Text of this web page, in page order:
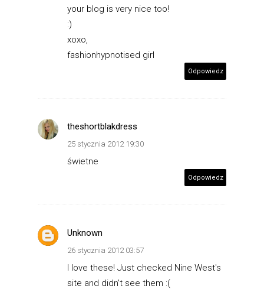
your blog is very nice too!
:)
xoxo,
fashionhypnotised girl
Odpowiedz
theshortblakdress
25 stycznia 2012 19:30
świetne
Odpowiedz
Unknown
26 stycznia 2012 03:57
I love these! Just checked Nine West's
site and didn't see them :(